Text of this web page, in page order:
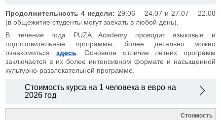
Продолжительность 4 недели: 29.06 – 24.07 и 27.07 – 22.08
(в общежитие студенты могут заехать в любой день).
В течение года PUZA Academy проводит языковые и
подготовительные программы, более детально можно
ознакомиться здесь . Основное отличие летних программ
заключается в их более интенсивном формате и насыщенной
культурно-развлекательной программе.
Стоимость курса на 1 человека в евро на
2026 год
Стоимость